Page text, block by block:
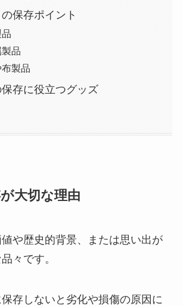
保存ポイント
品
製品
存に役立つグッズ
大切な理由
や歴史的背景、または思い出が
々です。
存しないと劣化や損傷の原因に